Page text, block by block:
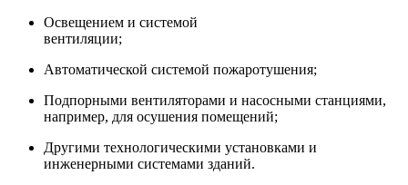
Освещением и системой
вентиляции;
Автоматической системой пожаротушения;
Подпорными вентиляторами и насосными станциями,
например, для осушения помещений;
Другими технологическими установками и
инженерными системами зданий.